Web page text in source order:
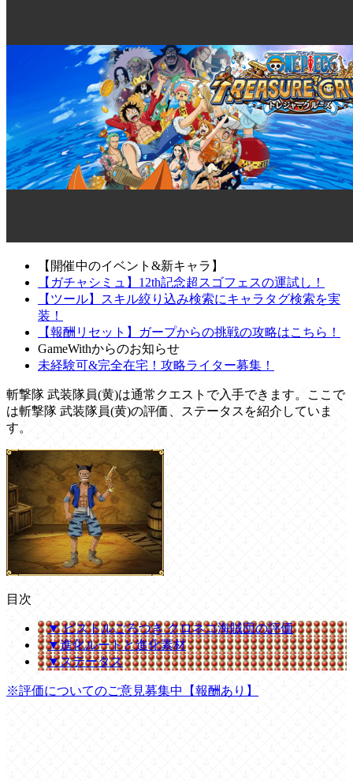
【開催中のイベント&新キャラ】
【ガチャシミュ】12th記念超スゴフェスの運試し！
【ツール】スキル絞り込み検索にキャラタグ検索を実
装！
【報酬リセット】ガープからの挑戦の攻略はこちら！
GameWithからのお知らせ
未経験可&完全在宅！攻略ライター募集！
斬撃隊 武装隊員(黄)は通常クエストで入手できます。ここで
は斬撃隊 武装隊員(黄)の評価、ステータスを紹介していま
す。
目次
▼ ピストルごろつき クロネコ海賊団の評価
▼進化ルートと進化素材
▼ステータス
※評価についてのご意見募集中【報酬あり】